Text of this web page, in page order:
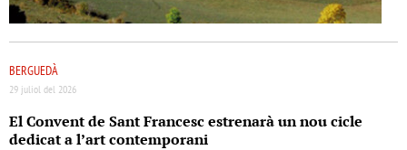
BERGUEDÀ
29 juliol del 2026
El Convent de Sant Francesc estrenarà un nou cicle
dedicat a l’art contemporani